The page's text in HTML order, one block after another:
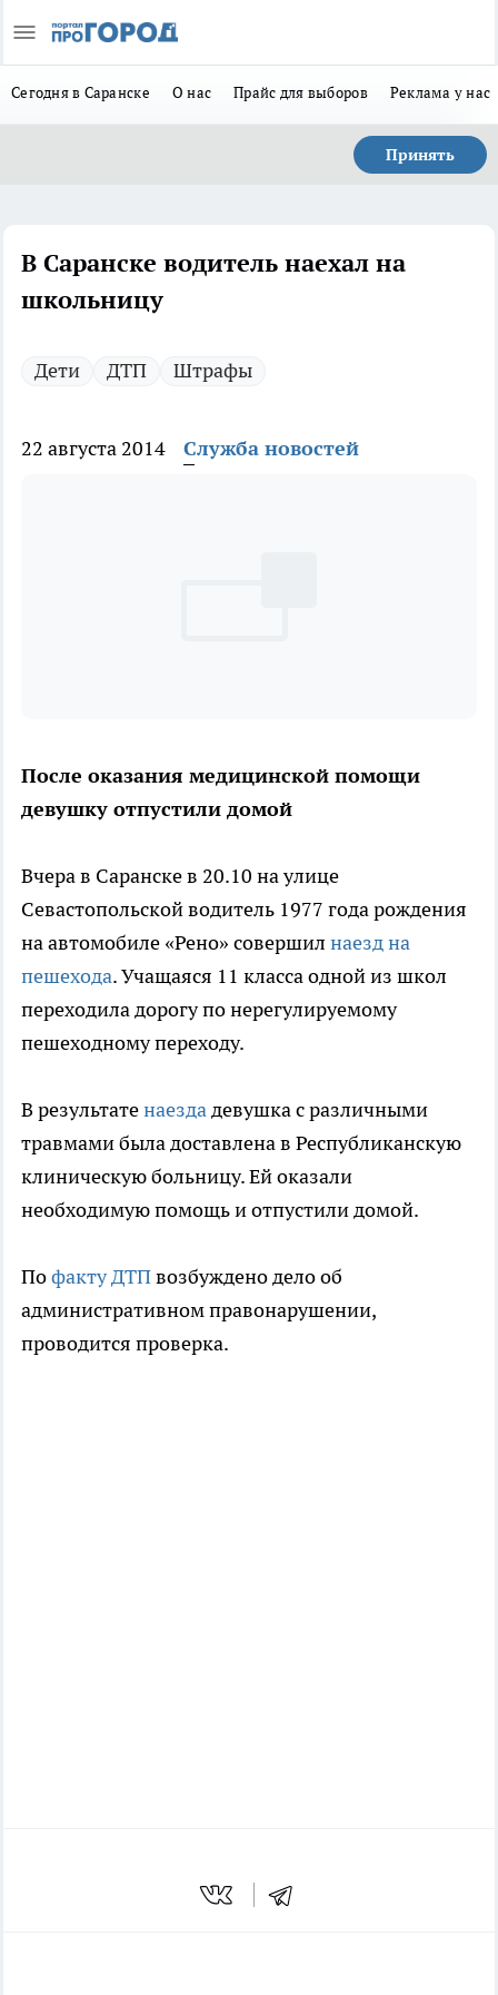
Сегодня в Саранске О нас Прайс для выборов Реклама у нас
Принять
В Саранске водитель наехал на
школьницу
Дети ДТП Штрафы
22 августа 2014 Служба новостей
После оказания медицинской помощи
девушку отпустили домой
Вчера в Саранске в 20.10 на улице
Севастопольской водитель 1977 года рождения
на автомобиле «Рено» совершил наезд на
пешехода. Учащаяся 11 класса одной из школ
переходила дорогу по нерегулируемому
пешеходному переходу.
В результатенаездадевушка с различными
травмами была доставлена в Республиканскую
клиническую больницу. Ей оказали
необходимую помощь и отпустили домой.
Пофакту ДТПвозбуждено дело об
административном правонарушении,
проводится проверка.